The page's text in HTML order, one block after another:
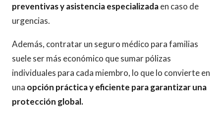
preventivas y asistencia especializadaen caso de
urgencias.
Además, contratar un seguro médico para familias
suele ser más económico que sumar pólizas
individuales para cada miembro, lo que lo convierte en
una opción práctica y eficiente para garantizar una
protección global.